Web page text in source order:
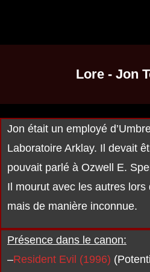
Lore - Jon
Jon était un employé
Laboratoire Arklay. Il devait
pouvait parlé à Ozwell E.
Il mourut avec les autres lors
mais de manière inconnue.
Présence dans le canon:
–Resident Evil (1996)